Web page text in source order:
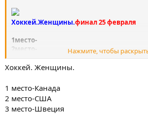
Хоккей.Женщины.финал 25 февраля
1место-
2место-
3место-
Хоккей.Мужчины
1место-
Нажмите, чтобы
Хоккей. Женщины.
1 место-Канада
2 место-США
3 место-Швеция